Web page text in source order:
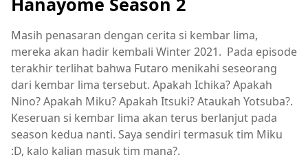
Masih penasaran dengan cerita si kembar lima,
mereka akan hadir kembali Winter 2021. Pada episode
terakhir terlihat bahwa Futaro menikahi seseorang
dari kembar lima tersebut. Apakah Ichika? Apakah
Nino? Apakah Miku? Apakah Itsuki? Ataukah Yotsuba?.
Keseruan si kembar lima akan terus berlanjut pada
season kedua nanti. Saya sendiri termasuk tim Miku
:D, kalo kalian masuk tim mana?.